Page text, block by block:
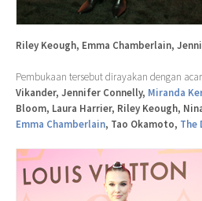
Riley Keough, Emma Chamberlain,
Pembukaan tersebut dirayakan dengan
Vikander, Jennifer Connelly, Miranda
Bloom, Laura Harrier, Riley Keough,
Emma Chamberlain, Tao Okamoto, The